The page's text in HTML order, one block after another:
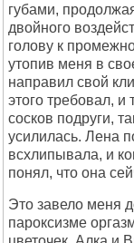
губами,
двойного
голову к
утопив меня в
направил свой
этого требовал,
сосков подруги,
усилилась. Лена
всхлипывала, и
понял, что она
Это завело меня
пароксизме